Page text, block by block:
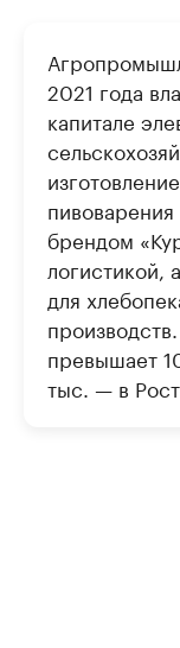
2021 года
капитале
брендом
логистикой,
для
превышает
тыс. — в